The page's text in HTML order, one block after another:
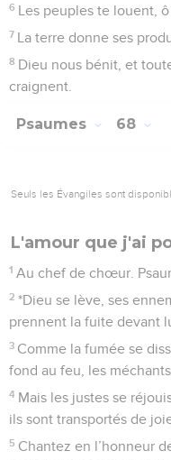
6 Les peuples te louent,
7 La terre donne ses
8 Dieu nous bénit, et
craignent.
Psaumes 68
Seuls les Évangiles sont
L'amour que j'ai
1 Au chef de chœur.
2 *Dieu se lève, ses
prennent la fuite devant
3 Comme la fumée se
fond au feu, les
4 Mais les justes se
ils sont transportés de
5 Chantez en l’honneur